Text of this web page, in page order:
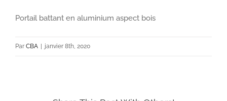
Portail battant en aluminium aspect bois
Par CBA | janvier 8th, 2020